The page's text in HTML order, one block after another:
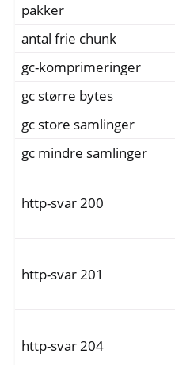
pakker
antal frie chunk
gc-komprimeringer
gc større bytes
gc store samlinger
gc mindre samlinger
http-svar 200
http-svar 201
http-svar 204